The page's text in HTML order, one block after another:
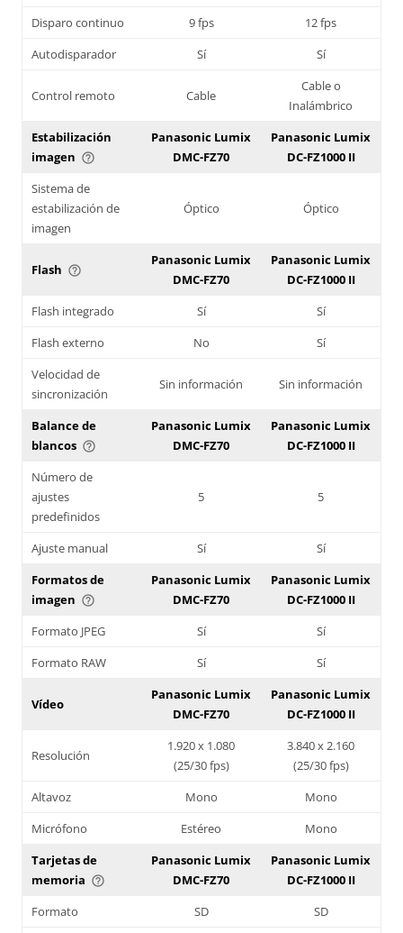
Disparo continuo 9 fps
12 fps
Autodisparador
Sí Sí
Control remoto Cable
Cable o
Inalámbrico
Estabilización
imagen help_outline
Panasonic Lumix
DMC-FZ70
Panasonic Lumix
DC-FZ1000 II
Sistema de
estabilización de
imagen
Óptico Óptico
Flash help_outline
Panasonic Lumix
DMC-FZ70
Panasonic Lumix
DC-FZ1000 II
Flash integrado
Sí
Sí
Flash externo
No
Sí
Velocidad de
sincronización
Sin información Sin información
Balance de
blancos help_outline
Panasonic Lumix
DMC-FZ70
Panasonic Lumix
DC-FZ1000 II
Número de
ajustes
predefinidos
5 5
Ajuste manual Sí
Sí
Formatos de
imagen help_outline
Panasonic Lumix
DMC-FZ70
Panasonic Lumix
DC-FZ1000 II
Formato JPEG
Sí
Sí
Formato RAW
Sí Sí
Vídeo
Panasonic Lumix
DMC-FZ70
Panasonic Lumix
DC-FZ1000 II
Resolución
1.920 x 1.080
(25/30 fps)
3.840 x 2.160
(25/30 fps)
Altavoz
Mono
Mono
Micrófono
Estéreo
Mono
Tarjetas de
memoria help_outline
Panasonic Lumix
DMC-FZ70
Panasonic Lumix
DC-FZ1000 II
Formato
SD
SD